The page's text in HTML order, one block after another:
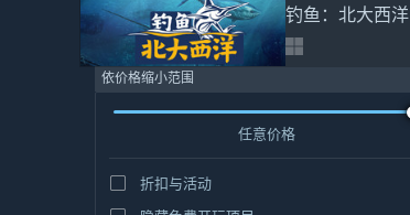
钓鱼：北大西洋
依价格缩小范围
任意价格
折扣与活动